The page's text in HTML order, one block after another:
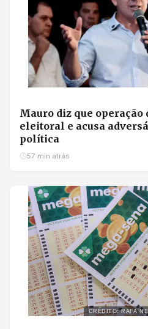
Mauro diz que operação
eleitoral e acusa
política
57 min atrás
CRÉDITO: RAFA